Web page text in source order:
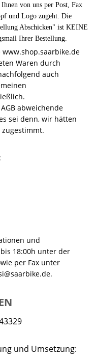
von uns per Post, Fax
und Logo zugeht. Die
Abschicken" ist KEINE
Ihrer Bestellung.
Waren durch
auch
abweichende
sei denn, wir hätten
und
18:00h unter der
per Fax unter
und Umsetzung: